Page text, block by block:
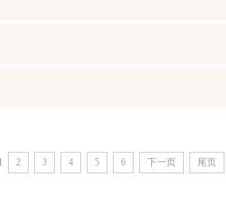
2 3 4 5 6 下一页 尾页